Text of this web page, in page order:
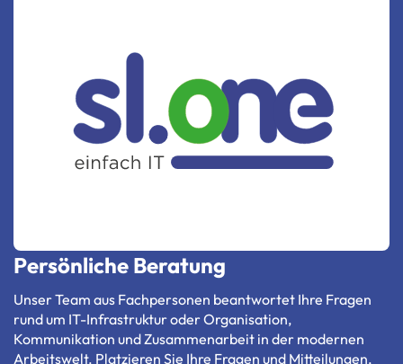
Persönliche Beratung
Unser Team aus Fachpersonen beantwortet Ihre Fragen
rund um IT-Infrastruktur oder Organisation,
Kommunikation und Zusammenarbeit in der modernen
Arbeitswelt. Platzieren Sie Ihre Fragen und Mitteilungen,